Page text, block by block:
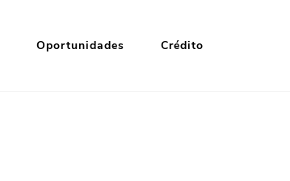
Oportunidades Crédito